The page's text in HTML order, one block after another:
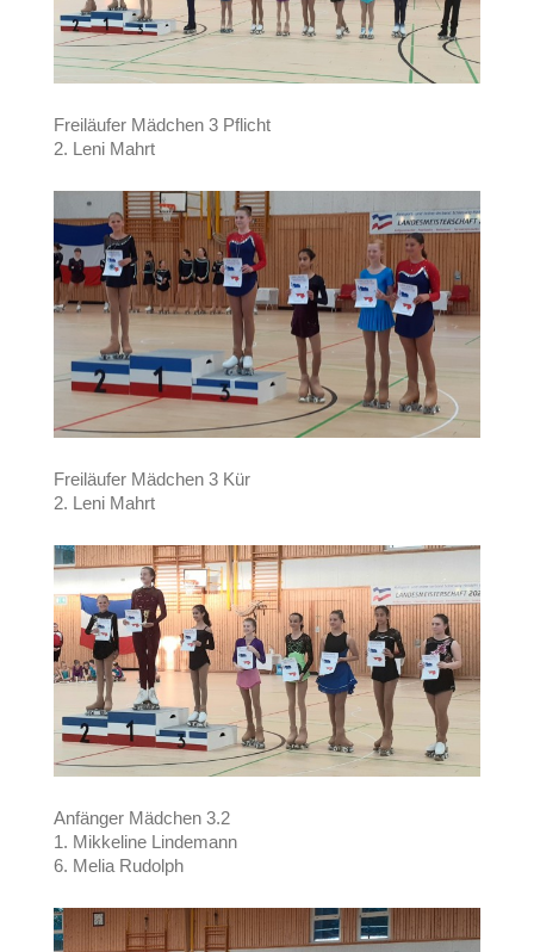
Freiläufer Mädchen 3 Pflicht
2. Leni Mahrt
Freiläufer Mädchen 3 Kür
2. Leni Mahrt
Anfänger Mädchen 3.2
1. Mikkeline Lindemann
6. Melia Rudolph